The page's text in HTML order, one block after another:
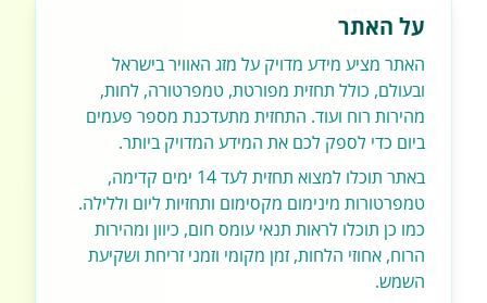
על האתר
האתר מציע מידע מדויק על מזג האוויר בישראל
ובעולם, כולל תחזית מפורטת, טמפרטורה, לחות,
מהירות רוח ועוד. התחזית מתעדכנת מספר פעמים
ביום כדי לספק לכם את המידע המדויק ביותר.
באתר תוכלו למצוא תחזית לעד 14 ימים קדימה,
טמפרטורות מינימום מקסימום ותחזיות ליום וללילה.
כמו כן תוכלו לראות תנאי עומס חום, כיוון ומהירות
הרוח, אחוזי הלחות, זמן מקומי וזמני זריחת ושקיעת
השמש.